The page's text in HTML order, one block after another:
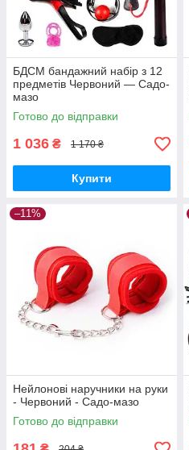
БДСМ бандажний набір з 12
предметів Червоний — Садо-
мазо
Готово до відправки
1 036 ₴ 1 170 ₴
Купити
–11%
Нейлонові наручники на руки
- Червоний - Садо-мазо
Готово до відправки